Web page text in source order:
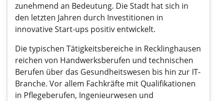
zunehmend an Bedeutung. Die Stadt hat sich in
den letzten Jahren durch Investitionen in
innovative Start-ups positiv entwickelt.
Die typischen Tätigkeitsbereiche in Recklinghausen
reichen von Handwerksberufen und technischen
Berufen über das Gesundheitswesen bis hin zur IT-
Branche. Vor allem Fachkräfte mit Qualifikationen
in Pflegeberufen, Ingenieurwesen und